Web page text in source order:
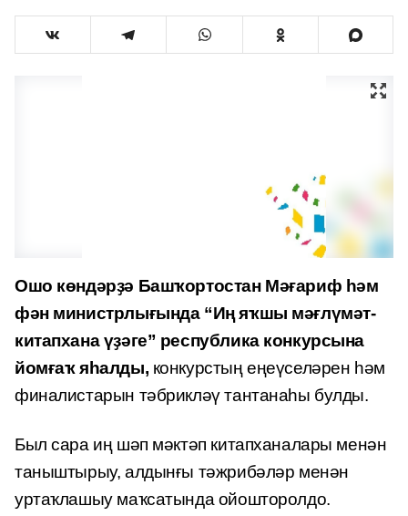
Ошо көндәрҙә Башҡортостан Мәғариф һәм
фән министрлығында “Иң яҡшы мәғлүмәт-
китапхана үҙәге” республика конкурсына
йомғаҡ яһалды, конкурстың еңеүселәрен һәм
финалистарын тәбрикләү тантанаһы булды.
Был сара иң шәп мәктәп китапханалары менән
таныштырыу, алдынғы тәжрибәләр менән
уртаҡлашыу маҡсатында ойошторолдо.